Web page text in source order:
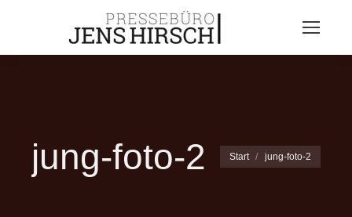
jung-foto-2 Sie befinden sich hier:
Start jung-foto-2